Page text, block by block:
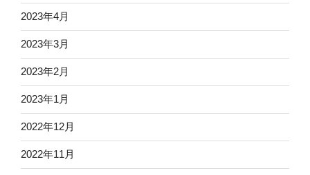
2023年4月
2023年3月
2023年2月
2023年1月
2022年12月
2022年11月